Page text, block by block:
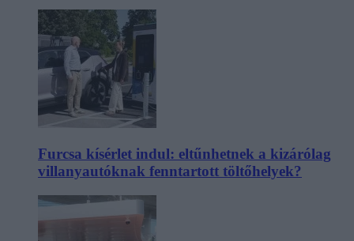
Furcsa kísérlet indul: eltűnhetnek a kizárólag
villanyautóknak fenntartott töltőhelyek?